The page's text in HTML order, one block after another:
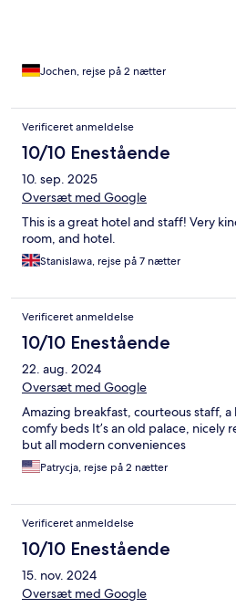
Jochen, rejse på 2 nætter
Verificeret anmeldelse
10/10 Enestående
10. sep. 2025
Oversæt med Google
This is a great hotel and staff! Very
room, and hotel.
Stanislawa, rejse på 7 nætter
Verificeret anmeldelse
10/10 Enestående
22. aug. 2024
Oversæt med Google
Amazing breakfast, courteous staff,
comfy beds It’s an old palace, nicely
but all modern conveniences
Patrycja, rejse på 2 nætter
Verificeret anmeldelse
10/10 Enestående
15. nov. 2024
Oversæt med Google